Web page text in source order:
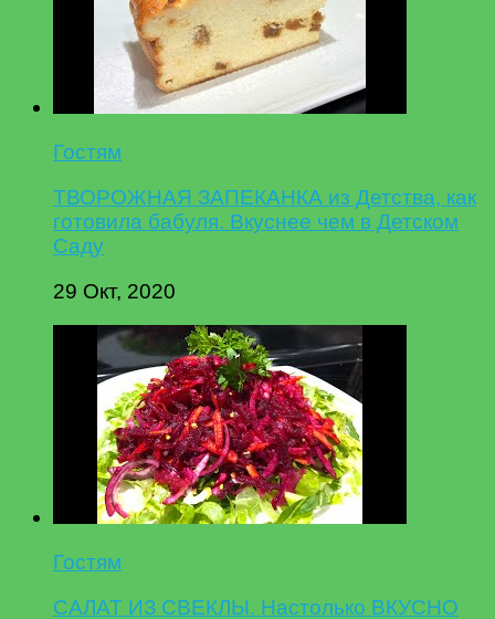
Гостям
ТВОРОЖНАЯ ЗАПЕКАНКА из Детства, как
готовила бабуля. Вкуснее чем в Детском
Саду
29 Окт, 2020
Гостям
САЛАТ ИЗ СВЕКЛЫ. Настолько ВКУСНО